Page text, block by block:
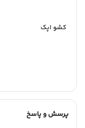
کشو اپک
پرسش و پاسخ